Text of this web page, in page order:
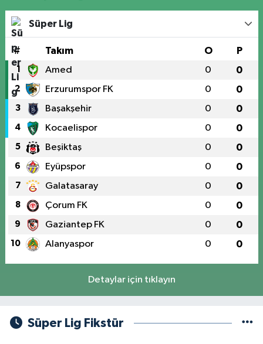
Süper Lig
# Takım O P
1 Amed 0 0
2 Erzurumspor FK 0 0
3 Başakşehir 0 0
4 Kocaelispor 0 0
5 Beşiktaş 0 0
6 Eyüpspor 0 0
7 Galatasaray 0 0
8 Çorum FK 0 0
9 Gaziantep FK 0 0
10 Alanyaspor 0 0
Detaylar için tıklayın
Süper Lig Fikstür